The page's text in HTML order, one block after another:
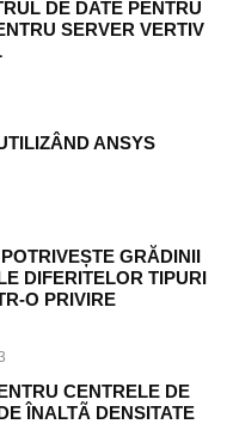
DE DATE PENTRU
SERVER VERTIV
ANSYS
GRĂDINII
DIFERITELOR TIPURI
O PRIVIRE
CENTRELE DE
ÎNALTÃ DENSITATE